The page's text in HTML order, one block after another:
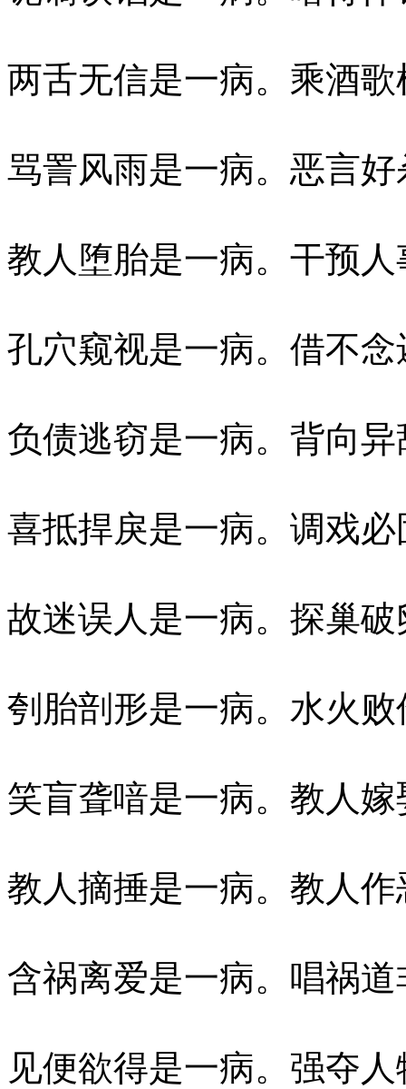
两舌无信是一病。乘酒
骂詈风雨是一病。恶言
教人堕胎是一病。干预
孔穴窥视是一病。借不
负债逃窃是一病。背向
喜抵捍戾是一病。调戏
故迷误人是一病。探巢
刳胎剖形是一病。水火
笑盲聋喑是一病。教人
教人摘捶是一病。教人
含祸离爱是一病。唱祸
见便欲得是一病。强夺